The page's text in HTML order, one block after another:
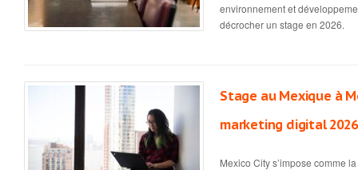
environnement et
décrocher un stage en 2026.
Stage au Mexique à
marketing digital 2026
Mexico City s’impose comme